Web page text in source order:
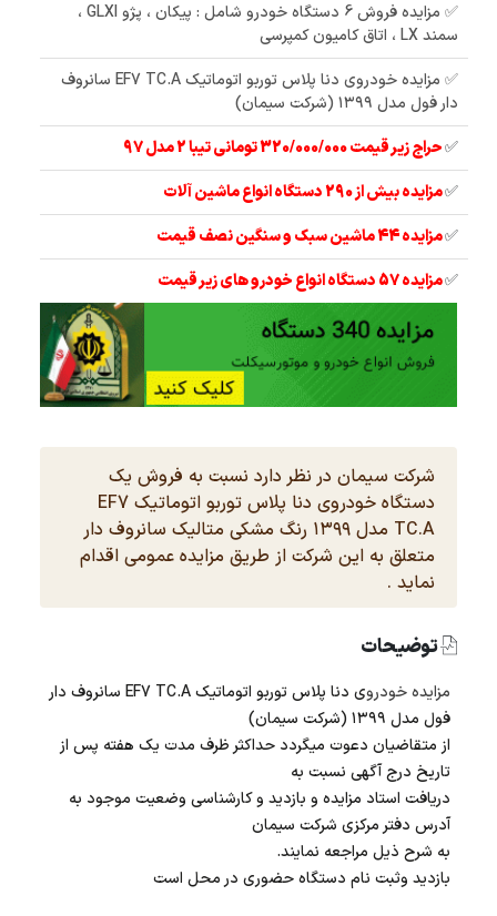
✅ مزایده فروش 6 دستگاه خودرو شامل : پیکان ، پژو GLXI ،
سمند LX ، اتاق کامیون کمپرسی
✅ مزایده خودروی دنا پلاس توربو اتوماتیک EF7 TC.A سانروف
دار فول مدل ۱۳۹۹ (شرکت سیمان)
✅حراج زیر قیمت 320/000/000 تومانی تیبا 2 مدل 97
✅مزایده بیش از 290 دستگاه انواع ماشین آلات
✅مزایده 44 ماشین سبک و سنگین نصف قیمت
✅مزایده 57 دستگاه انواع خودرو های زیر قیمت
شرکت سیمان در نظر دارد نسبت به فروش یک
دستگاه خودروی دنا پلاس توربو اتوماتیک EF7
TC.A مدل ۱۳۹۹ رنگ مشکی متالیک سانروف دار
متعلق به این شرکت از طریق مزایده عمومی اقدام
نماید .
توضیحات
مزایده خودرو
ی دنا پلاس توربو اتوماتیک EF7 TC.A سانروف دار
فول مدل ۱۳۹۹ (شرکت سیمان)
از متقاضیان دعوت میگردد حداکثر ظرف مدت یک هفته پس از
تاریخ درج آگهی نسبت به
دریافت استاد مزایده و بازدید و کارشناسی وضعیت موجود به
آدرس دفتر مرکزی شرکت سیمان
به شرح ذیل مراجعه نمایند.
بازدید وثبت نام دستگاه حضوری در محل است